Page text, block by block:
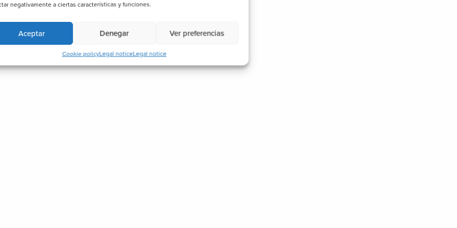
negativamente a ciertas características y funciones.
Aceptar Denegar Ver preferencias
Cookie policyLegal noticeLegal notice